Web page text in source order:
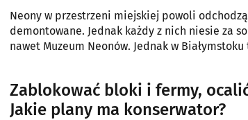
Neony w przestrzeni miejskiej powoli
demontowane. Jednak każdy z nich niesie za
nawet Muzeum Neonów. Jednak w
Zablokować bloki i fermy,
Jakie plany ma konserwator?